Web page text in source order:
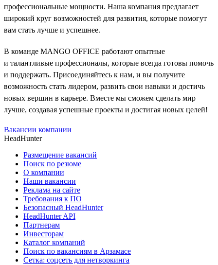
профессиональные мощности. Наша компания предлагает
широкий круг возможностей для развития, которые помогут
вам стать лучше и успешнее.
В команде MANGO OFFICE работают опытные
и талантливые профессионалы, которые всегда готовы помочь
и поддержать. Присоединяйтесь к нам, и вы получите
возможность стать лидером, развить свои навыки и достичь
новых вершин в карьере. Вместе мы сможем сделать мир
лучше, создавая успешные проекты и достигая новых целей!
Вакансии компании
HeadHunter
Размещение вакансий
Поиск по резюме
О компании
Наши вакансии
Реклама на сайте
Требования к ПО
Безопасный HeadHunter
HeadHunter API
Партнерам
Инвесторам
Каталог компаний
Поиск по вакансиям в Арзамасе
Сетка: соцсеть для нетворкинга